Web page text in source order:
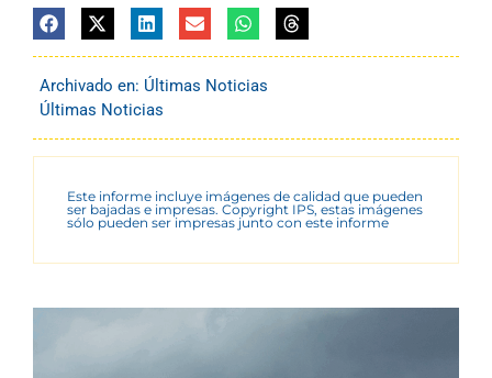
Archivado en: Últimas Noticias
Últimas Noticias
Este informe incluye imágenes de calidad que pueden
ser bajadas e impresas. Copyright IPS, estas imágenes
sólo pueden ser impresas junto con este informe